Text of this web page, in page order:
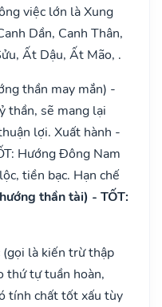
việc lớn là Xung
Dần, Canh Thân,
Ất Dậu, Ất Mão, .
thần may mắn) -
thần, sẽ mang lại
lợi. Xuất hành -
Hướng Đông Nam
tiền bạc. Hạn chế
thần tài) - TỐT:
là kiến trừ thập
thứ tự tuần hoàn,
tính chất tốt xấu tùy